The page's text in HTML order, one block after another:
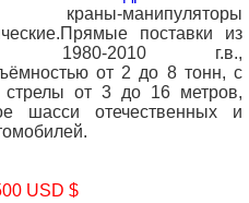
краны-манипуляторы
поставки из
1980-2010 г.в.,
от 2 до 8 тонн, с
стрелы от 3 до 16 метров,
шасси отечественных и
USD $